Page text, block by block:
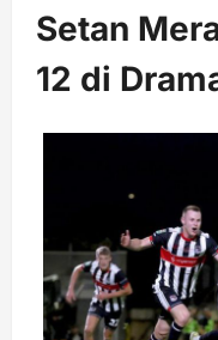
Setan
12 di